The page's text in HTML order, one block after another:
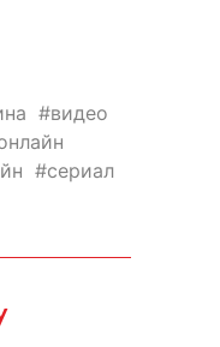
видео
сериал